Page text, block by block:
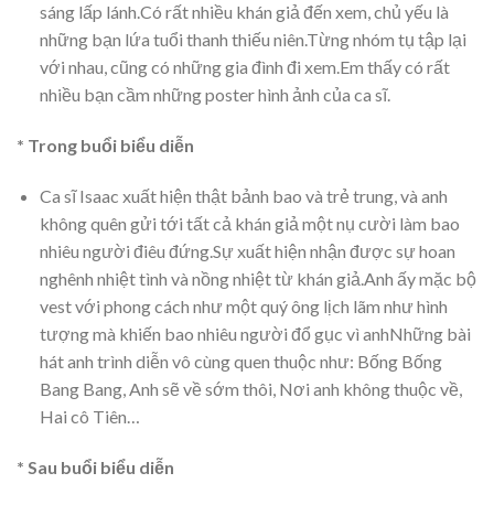
sáng lấp lánh.Có rất nhiều khán giả đến xem, chủ yếu là
những bạn lứa tuổi thanh thiếu niên.Từng nhóm tụ tập lại
với nhau, cũng có những gia đình đi xem.Em thấy có rất
nhiều bạn cầm những poster hình ảnh của ca sĩ.
* Trong buổi biểu diễn
Ca sĩ Isaac xuất hiện thật bảnh bao và trẻ trung, và anh
không quên gửi tới tất cả khán giả một nụ cười làm bao
nhiêu người điêu đứng.Sự xuất hiện nhận được sự hoan
nghênh nhiệt tình và nồng nhiệt từ khán giả.Anh ấy mặc bộ
vest với phong cách như một quý ông lịch lãm như hình
tượng mà khiến bao nhiêu người đổ gục vì anhNhững bài
hát anh trình diễn vô cùng quen thuộc như: Bống Bống
Bang Bang, Anh sẽ về sớm thôi, Nơi anh không thuộc về,
Hai cô Tiên…
* Sau buổi biểu diễn